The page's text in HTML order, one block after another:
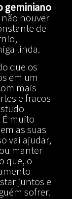
geminiano
não houver
de
linda.
que os
em um
mais
e fracos
muito
as suas
vai ajudar,
manter
que, o
juntos e
sofrer.